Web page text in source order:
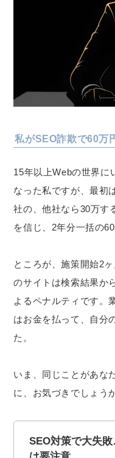
私がSEO詐欺で60万
15年以上Webの世界に
なった私ですが、最初
社の、他社なら30万す
を信じ、2年分一括の
ところが、施策開始2
のサイトは検索結果か
よるペナルティです。
はお金を払って、自分
た。
いま、同じことがあな
に、お気づきでしょう